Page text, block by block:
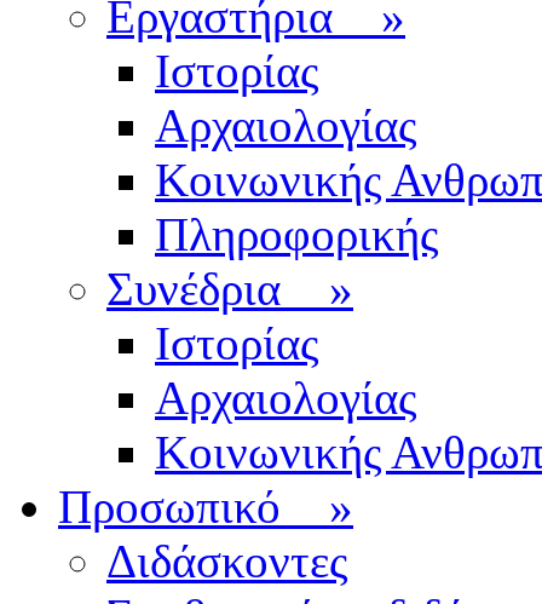
Εργαστήρια »
Ιστορίας
Αρχαιολογίας
Κοινωνικής
Πληροφορικής
Συνέδρια »
Ιστορίας
Αρχαιολογίας
Κοινωνικής
Προσωπικό »
Διδάσκοντες